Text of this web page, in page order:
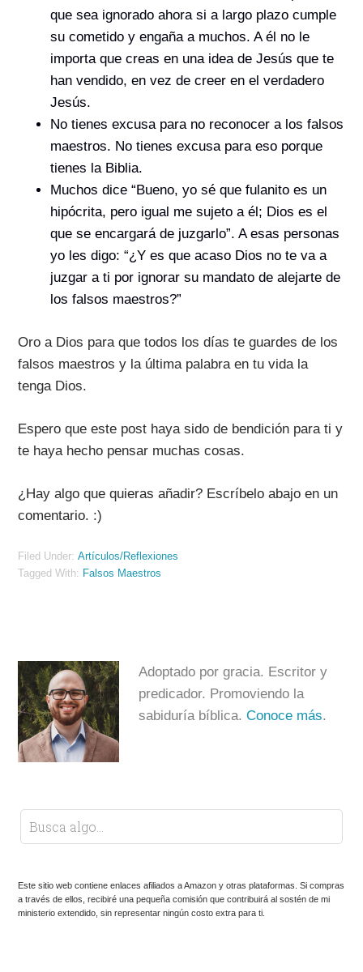
que sea ignorado ahora si a largo plazo cumple
su cometido y engaña a muchos. A él no le
importa que creas en una idea de Jesús que te
han vendido, en vez de creer en el verdadero
Jesús.
No tienes excusa para no reconocer a los falsos
maestros. No tienes excusa para eso porque
tienes la Biblia.
Muchos dice “Bueno, yo sé que fulanito es un
hipócrita, pero igual me sujeto a él; Dios es el
que se encargará de juzgarlo”. A esas personas
yo les digo: “¿Y es que acaso Dios no te va a
juzgar a ti por ignorar su mandato de alejarte de
los falsos maestros?”
Oro a Dios para que todos los días te guardes de los
falsos maestros y la última palabra en tu vida la
tenga Dios.
Espero que este post haya sido de bendición para ti y
te haya hecho pensar muchas cosas.
¿Hay algo que quieras añadir? Escríbelo abajo en un
comentario. :)
Filed Under:Artículos/Reflexiones
Tagged With: Falsos Maestros
Adoptado por gracia. Escritor y
predicador. Promoviendo la
sabiduría bíblica.Conoce más.
Este sitio web contiene enlaces afiliados a Amazon y otras plataformas. Si compras
a través de ellos, recibiré una pequeña comisión que contribuirá al sostén de mi
ministerio extendido, sin representar ningún costo extra para ti.